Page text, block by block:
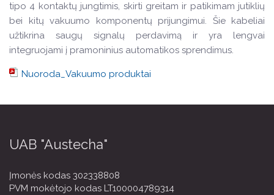
tipo 4 kontaktų jungtimis, skirti greitam ir patikimam jutiklių
bei kitų vakuumo komponentų prijungimui. Šie kabeliai
užtikrina saugų signalų perdavimą ir yra lengvai
integruojami į pramoninius automatikos sprendimus.
Nuoroda_Vakuumo produktai
UAB "Austecha"
Įmonės kodas 302338808
PVM mokėtojo kodas LT100004789314